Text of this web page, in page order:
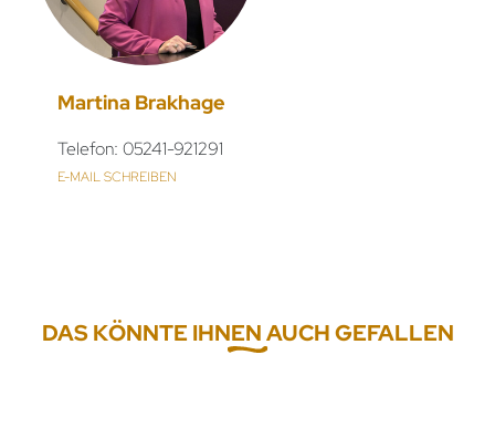
Martina Brakhage
Telefon: 05241-921291
E-MAIL SCHREIBEN
DAS KÖNNTE IHNEN AUCH GEFALLEN